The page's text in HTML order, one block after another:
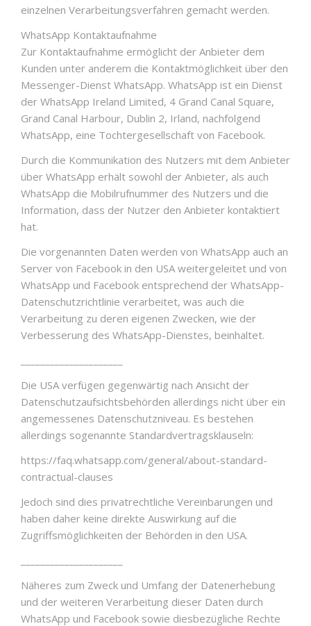
einzelnen Verarbeitungsverfahren gemacht werden.
WhatsApp Kontaktaufnahme
Zur Kontaktaufnahme ermöglicht der Anbieter dem
Kunden unter anderem die Kontaktmöglichkeit über den
Messenger-Dienst WhatsApp. WhatsApp ist ein Dienst
der WhatsApp Ireland Limited, 4 Grand Canal Square,
Grand Canal Harbour, Dublin 2, Irland, nachfolgend
WhatsApp, eine Tochtergesellschaft von Facebook.
Durch die Kommunikation des Nutzers mit dem Anbieter
über WhatsApp erhält sowohl der Anbieter, als auch
WhatsApp die Mobilrufnummer des Nutzers und die
Information, dass der Nutzer den Anbieter kontaktiert
hat.
Die vorgenannten Daten werden von WhatsApp auch an
Server von Facebook in den USA weitergeleitet und von
WhatsApp und Facebook entsprechend der WhatsApp-
Datenschutzrichtlinie verarbeitet, was auch die
Verarbeitung zu deren eigenen Zwecken, wie der
Verbesserung des WhatsApp-Dienstes, beinhaltet.
Die USA verfügen gegenwärtig nach Ansicht der
Datenschutzaufsichtsbehörden allerdings nicht über ein
angemessenes Datenschutzniveau. Es bestehen
allerdings sogenannte Standardvertragsklauseln:
https://faq.whatsapp.com/general/about-standard-
contractual-clauses
Jedoch sind dies privatrechtliche Vereinbarungen und
haben daher keine direkte Auswirkung auf die
Zugriffsmöglichkeiten der Behörden in den USA.
Näheres zum Zweck und Umfang der Datenerhebung
und der weiteren Verarbeitung dieser Daten durch
WhatsApp und Facebook sowie diesbezügliche Rechte